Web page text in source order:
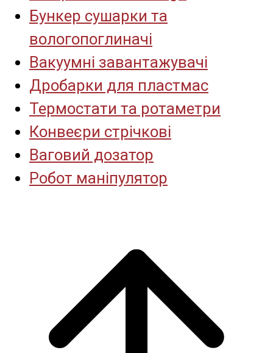
Бункер сушарки та
вологопоглиначі
Вакуумні завантажувачі
Дробарки для пластмас
Термостати та ротаметри
Конвеєри стрічкові
Ваговий дозатор
Робот маніпулятор